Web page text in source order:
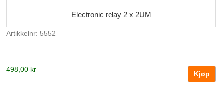
Electronic relay 2 x 2UM
Artikkelnr: 5552
498,00 kr